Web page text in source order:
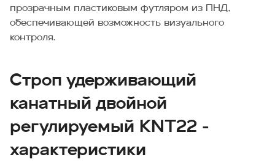
прозрачным пластиковым футляром из ПНД,
обеспечивающей возможность визуального
контроля.
Строп удерживающий
канатный двойной
регулируемый KNT22 -
характеристики